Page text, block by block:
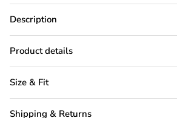
Description
Product details
Size & Fit
Shipping & Returns